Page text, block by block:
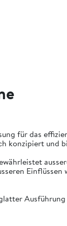
für das
konzipiert